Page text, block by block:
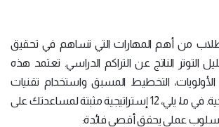
من أهم المهارات التي تساهم في تحقيق
التوتر الناتج عن التراكم الدراسي. تعتمد هذه
التخطيط المسبق واستخدام تقنيات
فعّالة لتحسين الإنتاجية. في ما، يلي، 12 إستراتيجية مثبتة لمساعدتك على
عملي يحقق أقصى فائدة: